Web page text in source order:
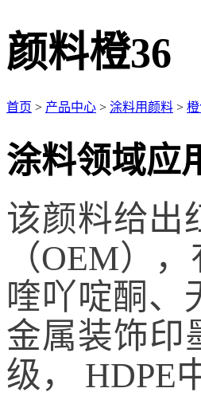
颜料橙36
首页 > 产品中心 > 涂料用颜料 >
涂料领域应
该颜料给出
（OEM）
喹吖啶酮、
金属装饰印
级， HDPE